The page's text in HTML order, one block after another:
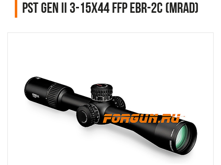
PST Gen II 3-15x44 FFP EBR-2C (MRAD)